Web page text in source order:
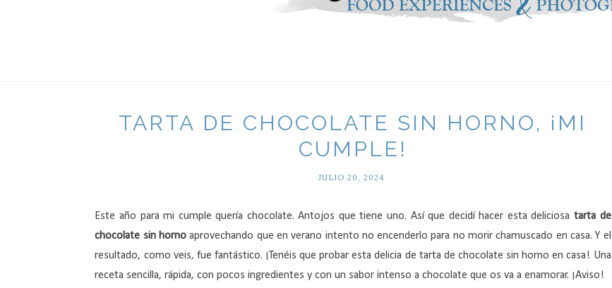
TARTA DE CHOCOLATE SIN HORNO, ¡MI
CUMPLE!
JULIO 20, 2024
Este año para mi cumple quería chocolate. Antojos que tiene uno. Así que decidí hacer esta deliciosa tarta de
chocolate sin hornoaprovechando que en verano intento no encenderlo para no morir chamuscado en casa. Y el
resultado, como veis, fue fantástico. ¡Tenéis que probaresta delicia de tarta de chocolate sin horno en casa! Una
receta sencilla, rápida, con pocos ingredientes y con un sabor intenso a chocolate que os va a enamorar. ¡Aviso!